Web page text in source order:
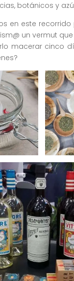
botánicos y
en este recorrido
un vermut
macerar cinco